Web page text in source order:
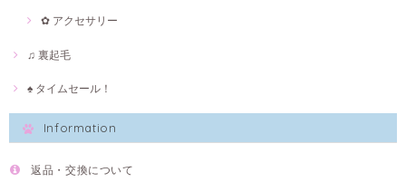
✿ アクセサリー
♫ 裏起毛
♠ タイムセール！
Information
返品・交換について